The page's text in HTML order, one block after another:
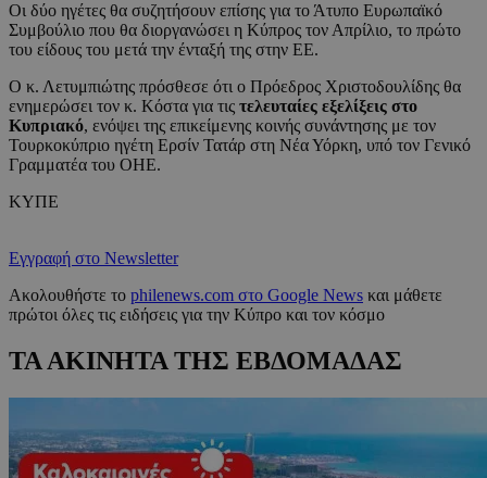
Οι δύο ηγέτες θα συζητήσουν επίσης για το Άτυπο Ευρωπαϊκό
Συμβούλιο που θα διοργανώσει η Κύπρος τον Απρίλιο, το πρώτο
του είδους του μετά την ένταξή της στην ΕΕ.
Ο κ. Λετυμπιώτης πρόσθεσε ότι ο Πρόεδρος Χριστοδουλίδης θα
ενημερώσει τον κ. Κόστα για τις τελευταίες εξελίξεις στο
Κυπριακό, ενόψει της επικείμενης κοινής συνάντησης με τον
Τουρκοκύπριο ηγέτη Ερσίν Τατάρ στη Νέα Υόρκη, υπό τον Γενικό
Γραμματέα του ΟΗΕ.
ΚΥΠΕ
Εγγραφή στο Newsletter
Ακολουθήστε το philenews.com στο Google News και μάθετε
πρώτοι όλες τις ειδήσεις για την Κύπρο και τον κόσμο
ΤΑ ΑΚΙΝΗΤΑ ΤΗΣ ΕΒΔΟΜΑΔΑΣ